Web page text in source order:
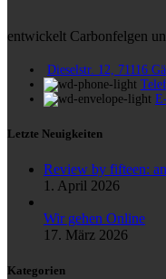
entwickelt Carbonfelgen
Dieselstr. 12, 71116
Letzte Neuigkeiten
Review by fifteen:
1. April 2026
Wir gehen Online
17. März 2026
Kategorien